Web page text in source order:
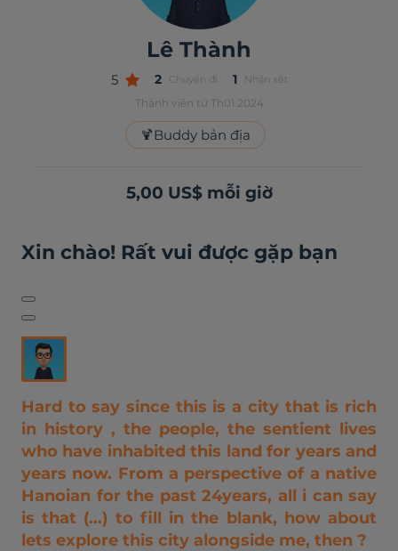
Lê Thành
5 2 Chuyến đi 1 Nhận xét
Thành viên từ Th01 2024
🍹Buddy bản địa
5,00 US$ mỗi giờ
Xin chào! Rất vui được gặp bạn
Hard to say since this is a city that is rich
in history , the people, the sentient lives
who have inhabited this land for years and
years now. From a perspective of a native
Hanoian for the past 24years, all i can say
is that (...) to fill in the blank, how about
lets explore this city alongside me, then ?